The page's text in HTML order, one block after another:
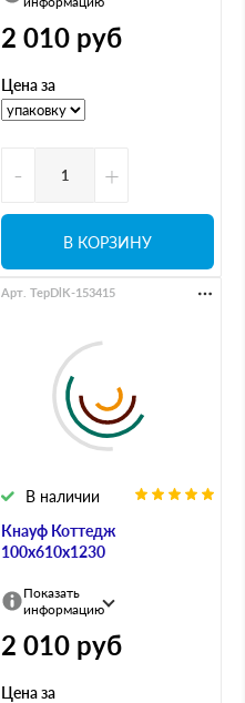
2 010 руб
Цена за
- +
В КОРЗИНУ
Кнауф Коттедж
100х610х1230
В наличии
Арт. TepDlK-153415
Показать
информацию
2 010 руб
Цена за